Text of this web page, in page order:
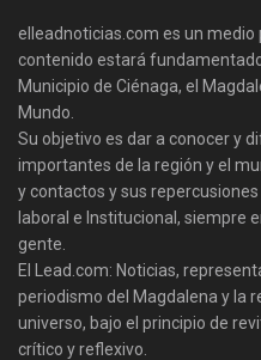
elleadnoticias.com es un medio
contenido estará
Municipio de Ciénaga, el
Mundo.
Su objetivo es dar a conocer y
importantes de la región y el
y contactos y sus
laboral e Institucional, siempre
gente.
El Lead.com: Noticias,
periodismo del Magdalena y la
universo, bajo el principio de
crítico y reflexivo.